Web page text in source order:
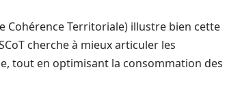
Cohérence Territoriale) illustre bien cette
cherche à mieux articuler les
tout en optimisant la consommation des